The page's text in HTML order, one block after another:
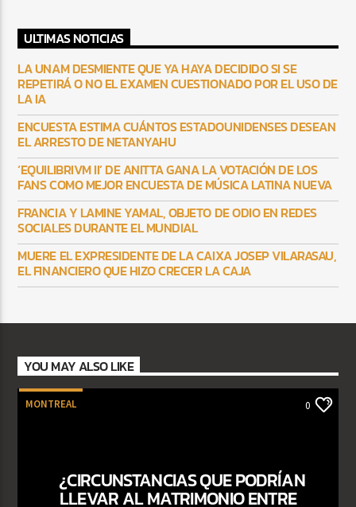
ULTIMAS NOTICIAS
LA UNAM DESMIENTE QUE YA HAYA DECIDIDO SI SE
REPETIRÁ O NO EL EXAMEN CUESTIONADO POR EL USO DE
LA IA
ENCUESTA ESTIMA CUÁNTOS ESTADOUNIDENSES DESEAN
EL ARRESTO DE NETANYAHU
‘EQUILIBRIVM II’ DE ANITTA GANA LA VOTACIÓN DE LOS
FANS COMO MEJOR ENCUESTA DE MÚSICA LATINA NUEVA
FRANCIA Y LAMINE YAMAL, OBJETO DE ODIO EN REDES
SOCIALES DURANTE EL MUNDIAL
MUERE EL EXPRESIDENTE DE LA CAIXA JOSEP VILARASAU,
EL FINANCIERO QUE HIZO CRECER LA CAJA
YOU MAY ALSO LIKE
MONTREAL 0
¿CIRCUNSTANCIAS QUE PODRÍAN
LLEVAR AL MATRIMONIO ENTRE